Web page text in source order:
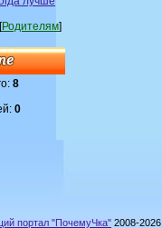
[Родителям]
8
0
портал "ПочемуЧка" 2008-2026